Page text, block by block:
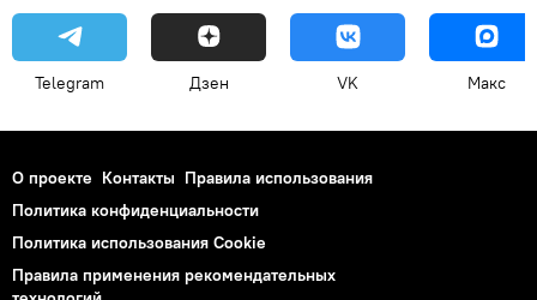
Telegram Дзен VK Макс
О проекте Контакты Правила использования
Политика конфиденциальности
Политика использования Cookie
Правила применения рекомендательных